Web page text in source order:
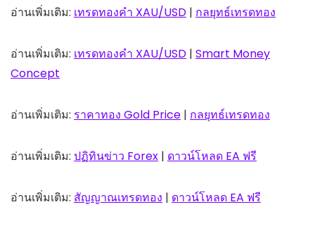
อ่านเพิ่มเติม: เทรดทองคำ XAU/USD | กลยุทธ์เทรดทอง
อ่านเพิ่มเติม: เทรดทองคำ XAU/USD | Smart Money
Concept
อ่านเพิ่มเติม: ราคาทอง Gold Price | กลยุทธ์เทรดทอง
อ่านเพิ่มเติม: ปฏิทินข่าว Forex | ดาวน์โหลด EA ฟรี
อ่านเพิ่มเติม: สัญญาณเทรดทอง | ดาวน์โหลด EA ฟรี